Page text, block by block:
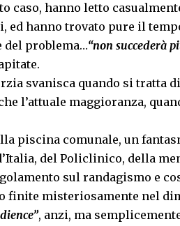
caso, hanno letto
ed hanno trovato pure il
problema…“non succederà
svanisca quando si tratta
l’attuale maggioranza,
piscina comunale, un
del Policlinico, della
sul randagismo e
finite misteriosamente nel
, anzi, ma